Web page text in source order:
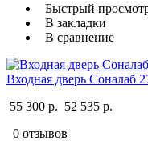
Быстрый
В закладки
В сравнение
Входная дверь Соналаб
55 300 р. 52 535 р.
0 отзывов